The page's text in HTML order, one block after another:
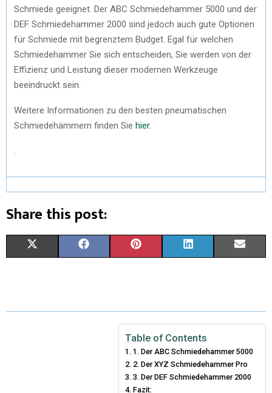
Schmiede geeignet. Der ABC Schmiedehammer 5000 und der
DEF Schmiedehammer 2000 sind jedoch auch gute Optionen
für Schmiede mit begrenztem Budget. Egal für welchen
Schmiedehammer Sie sich entscheiden, Sie werden von der
Effizienz und Leistung dieser modernen Werkzeuge
beeindruckt sein.
Weitere Informationen zu den besten pneumatischen
Schmiedehämmern finden Sie hier.
Share this post:
W E T
R
E
K
E
D
I
I
Table of Contents
1. Der ABC Schmiedehammer 5000
2. Der XYZ Schmiedehammer Pro
3. Der DEF Schmiedehammer 2000
Fazit: